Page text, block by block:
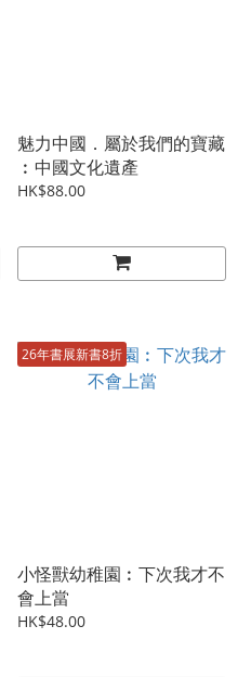
魅力中國．屬於我們的寶藏
︰中國文化遺產
HK$88.00
26年書展新書8折
小怪獸幼稚園︰下次我才不
會上當
HK$48.00